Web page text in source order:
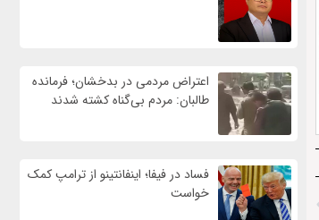
اعتراض مردمی در بدخشان؛ فرمانده
طالبان: مردم بی‌گناه کشته شدند
فساد در فیفا؛ اینفانتینو از ترامپ کمک
خواست